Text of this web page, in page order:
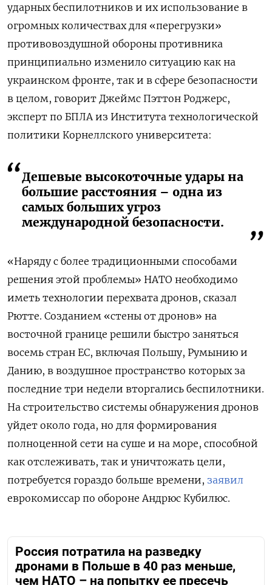
ударных беспилотников и их использование в
огромных количествах для «перегрузки»
противовоздушной обороны противника
принципиально изменило ситуацию как на
украинском фронте, так и в сфере безопасности
в целом, говорит Джеймс Пэттон Роджерс,
эксперт по БПЛА из Института технологической
политики Корнеллского университета:
Дешевые высокоточные удары на
большие расстояния – одна из
самых больших угроз
международной безопасности.
«Наряду с более традиционными способами
решения этой проблемы» НАТО необходимо
иметь технологии перехвата дронов, сказал
Рютте. Созданием «стены от дронов» на
восточной границе решили быстро заняться
восемь стран ЕС, включая Польшу, Румынию и
Данию, в воздушное пространство которых за
последние три недели вторгались беспилотники.
На строительство системы обнаружения дронов
уйдет около года, но для формирования
полноценной сети на суше и на море, способной
как отслеживать, так и уничтожать цели,
потребуется гораздо больше времени, заявил
еврокомиссар по обороне Андрюс Кубилюс.
Россия потратила на разведку
дронами в Польше в 40 раз меньше,
чем НАТО – на попытку ее пресечь